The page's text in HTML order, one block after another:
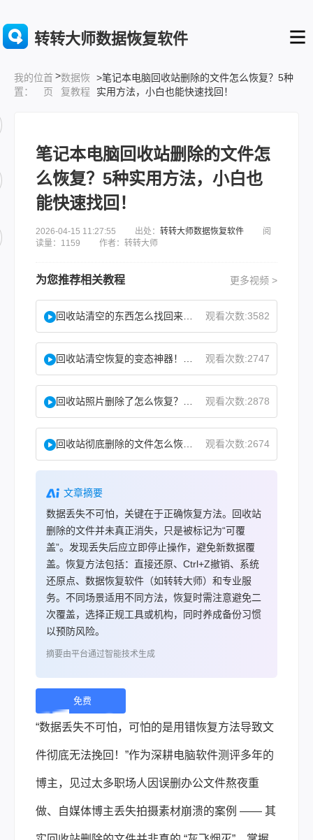
转转大师数据恢复软件
我的位
置：
首
页
>数据恢
复教程
>笔记本电脑回收站删除的文件怎么恢复？5种
实用方法，小白也能快速找回！
笔记本电脑回收站删除的文件怎
么恢复？5种实用方法，小白也
能快速找回！
2026-04-15 11:27:55 出处： 转转大师数据恢复软件 阅
读量：1159 作者：转转大师
为您推荐相关教程 更多视频 >
观看次数:3582
观看次数:2747
观看次数:2878
观看次数:2674
文章摘要
数据丢失不可怕，关键在于正确恢复方法。回收站
删除的文件并未真正消失，只是被标记为“可覆
盖”。发现丢失后应立即停止操作，避免新数据覆
盖。恢复方法包括：直接还原、Ctrl+Z撤销、系统
还原点、数据恢复软件（如转转大师）和专业服
务。不同场景适用不同方法，恢复时需注意避免二
次覆盖，选择正规工具或机构，同时养成备份习惯
以预防风险。
摘要由平台通过智能技术生成
免费
下
载 |
“数据丢失不可怕，可怕的是用错恢复方法导致文
件彻底无法挽回！”作为深耕电脑软件测评多年的
博主，见过太多职场人因误删办公文件熬夜重
做、自媒体博主丢失拍摄素材崩溃的案例 —— 其